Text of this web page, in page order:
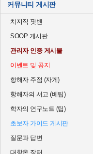
커뮤니티 게시판
치지직 팟벤
SOOP 게시판
관리자 인증 게시물
이벤트 및 공지
항해자 주점 (자게)
항해자의 서고 (베팁)
학자의 연구노트 (팁)
초보자 가이드 게시판
질문과 답변
대항온 장터